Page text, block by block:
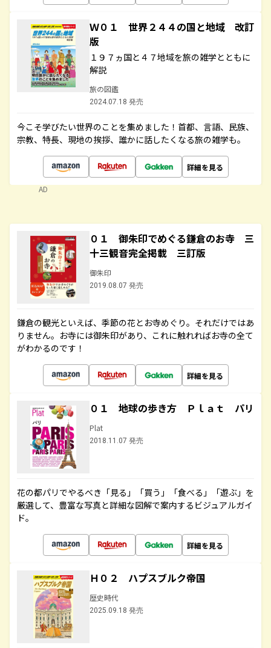
Ｗ０１ 世界２４４の国と地域 改訂
版
１９７ヵ国と４７地域を旅の雑学とともに
解説
旅の図鑑
2024.07.18 発売
今こそ学びたい世界のことを集めました！首都、言語、民族、
宗教、特長、現地の挨拶、誰かに話したくなる旅の雑学も。
詳細を見る
AD
０１ 御朱印でめぐる鎌倉のお寺 三
十三観音完全掲載 三訂版
御朱印
2019.08.07 発売
鎌倉の観光といえば、季節の花とお寺めぐり。それだけではあ
りません。お寺には御朱印があり、これに触れればお寺の全て
がわかるのです！
詳細を見る
０１ 地球の歩き方 Ｐｌａｔ パリ
Plat
2018.11.07 発売
花の都パリでやるべき「見る」「買う」「食べる」「遊ぶ」を
厳選して、豊富な写真と詳細な図解で案内するビジュアルガイ
ド。
詳細を見る
Ｈ０２ ハプスブルク帝国
歴史時代
2025.09.18 発売